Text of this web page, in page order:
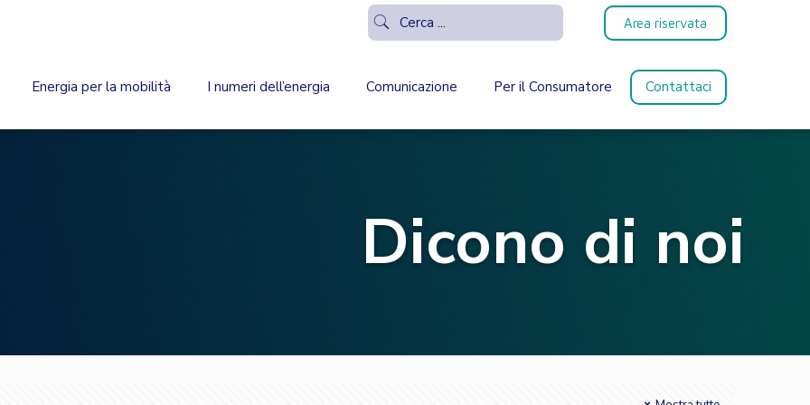
Area riservata
Energia per la mobilità I numeri dell’energia Comunicazione Per il Consumatore Contattaci
Dicono di noi